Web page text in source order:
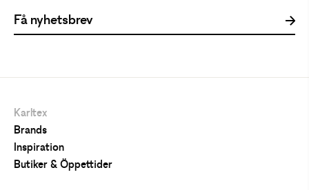
Karltex
Brands
Inspiration
Butiker & Öppettider